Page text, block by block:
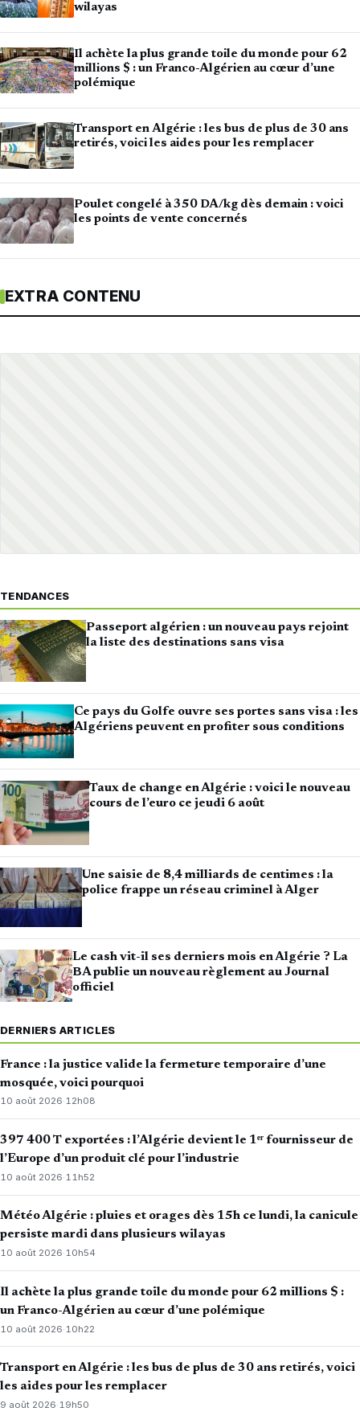
wilayas
Il achète la plus grande toile du monde pour 62
millions $ : un Franco-Algérien au cœur d’une
polémique
Transport en Algérie : les bus de plus de 30 ans
retirés, voici les aides pour les remplacer
Poulet congelé à 350 DA/kg dès demain : voici
les points de vente concernés
EXTRA CONTENU
TENDANCES
Passeport algérien : un nouveau pays rejoint
la liste des destinations sans visa
Ce pays du Golfe ouvre ses portes sans visa : les
Algériens peuvent en profiter sous conditions
Taux de change en Algérie : voici le nouveau
cours de l’euro ce jeudi 6 août
Une saisie de 8,4 milliards de centimes : la
police frappe un réseau criminel à Alger
Le cash vit-il ses derniers mois en Algérie ? La
BA publie un nouveau règlement au Journal
officiel
DERNIERS ARTICLES
France : la justice valide la fermeture temporaire d’une
mosquée, voici pourquoi
10 août 2026·12h08
397 400 T exportées : l’Algérie devient le 1ᵉʳ fournisseur de
l’Europe d’un produit clé pour l’industrie
10 août 2026·11h52
Météo Algérie : pluies et orages dès 15h ce lundi, la canicule
persiste mardi dans plusieurs wilayas
10 août 2026·10h54
Il achète la plus grande toile du monde pour 62 millions $ :
un Franco-Algérien au cœur d’une polémique
10 août 2026· 10h22
Transport en Algérie : les bus de plus de 30 ans retirés, voici
les aides pour les remplacer
9 août 2026·19h50